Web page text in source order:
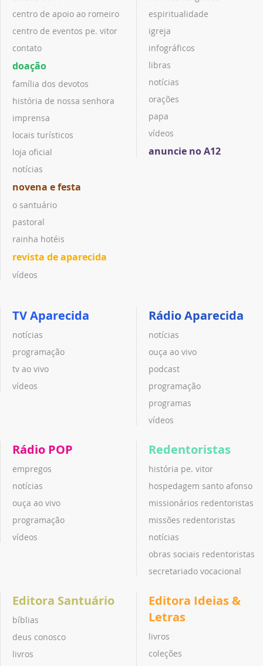
centro de apoio ao romeiro
centro de eventos pe. vitor
contato
doação
família dos devotos
história de nossa senhora
imprensa
locais turísticos
loja oficial
notícias
novena e festa
o santuário
pastoral
rainha hotéis
revista de aparecida
vídeos
espiritualidade
igreja
infográficos
libras
notícias
orações
papa
vídeos
anuncie no A12
TV Aparecida
notícias
programação
tv ao vivo
vídeos
Rádio Aparecida
notícias
ouça ao vivo
podcast
programação
programas
vídeos
Rádio POP
empregos
notícias
ouça ao vivo
programação
vídeos
Redentoristas
história pe. vitor
hospedagem santo afonso
missionários redentoristas
missões redentoristas
notícias
obras sociais redentoristas
secretariado vocacional
Editora Santuário
bíblias
deus conosco
livros
Editora Ideias &
Letras
livros
coleções